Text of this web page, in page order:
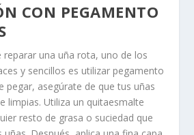
CON PEGAMENTO
reparar una uña rota, uno de los
y sencillos es utilizar pegamento
pegar, asegúrate de que tus uñas
limpias. Utiliza un quitaesmalte
resto de grasa o suciedad que